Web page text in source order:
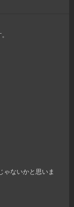
ゃないかと思いま